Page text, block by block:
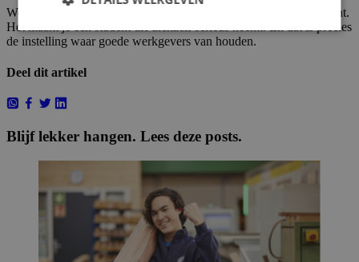
Weten wat een eerlijk uurloon is, maakt je geen veeleisende student.
Het maakt je een student die zichzelf serieus neemt. En dat is precies
de instelling waar goede werkgevers van houden.
Deel dit artikel
Blijf lekker hangen. Lees deze posts.